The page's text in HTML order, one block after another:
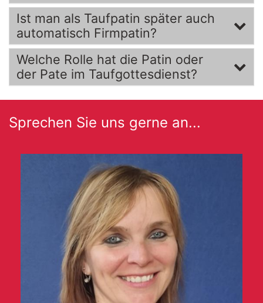
Ist man als Taufpatin später auch
automatisch Firmpatin?
Welche Rolle hat die Patin oder
der Pate im Taufgottesdienst?
Sprechen Sie uns gerne an...